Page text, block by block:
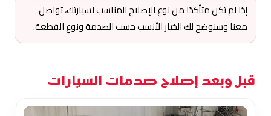
إذا لم تكن متأكدًا من نوع الإصلاح المناسب لسيارتك، تواصل
معنا وسنوضح لك الخيار الأنسب حسب الصدمة ونوع القطعة.
قبل وبعد إصلاح صدمات السيارات